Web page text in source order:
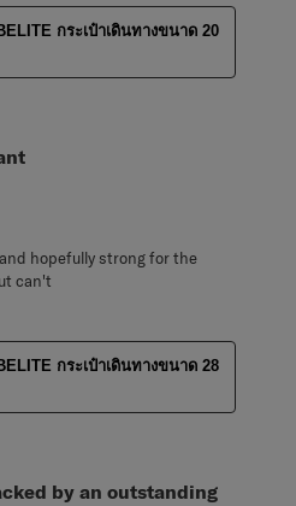
กระเป๋าเดินทางขนาด 20
hopefully strong for the
can't
กระเป๋าเดินทางขนาด 28
by an outstanding